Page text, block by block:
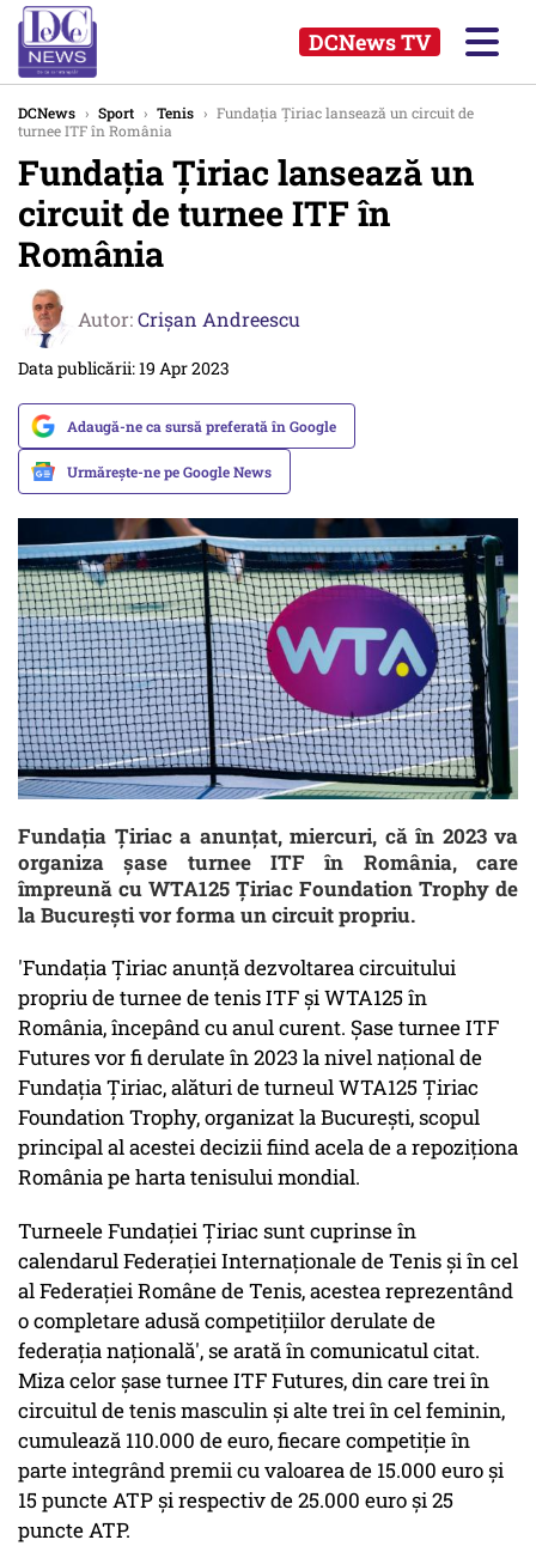
DCNews TV
DCNews › Sport › Tenis › Fundaţia Ţiriac lansează un circuit de
turnee ITF în România
Fundaţia Ţiriac lansează un
circuit de turnee ITF în
România
Autor:Crişan Andreescu
Data publicării: 19 Apr 2023
Adaugă-ne ca sursă preferată în Google
Urmărește-ne pe Google News
Fundaţia Ţiriac a anunţat, miercuri, că în 2023 va
organiza şase turnee ITF în România, care
împreună cu WTA125 Ţiriac Foundation Trophy de
la Bucureşti vor forma un circuit propriu.
'Fundaţia Ţiriac anunţă dezvoltarea circuitului
propriu de turnee de tenis ITF şi WTA125 în
România, începând cu anul curent. Şase turnee ITF
Futures vor fi derulate în 2023 la nivel naţional de
Fundaţia Ţiriac, alături de turneul WTA125 Ţiriac
Foundation Trophy, organizat la Bucureşti, scopul
principal al acestei decizii fiind acela de a repoziţiona
România pe harta tenisului mondial.
Turneele Fundaţiei Ţiriac sunt cuprinse în
calendarul Federaţiei Internaţionale de Tenis şi în cel
al Federaţiei Române de Tenis, acestea reprezentând
o completare adusă competiţiilor derulate de
federaţia naţională', se arată în comunicatul citat.
Miza celor şase turnee ITF Futures, din care trei în
circuitul de tenis masculin şi alte trei în cel feminin,
cumulează 110.000 de euro, fiecare competiţie în
parte integrând premii cu valoarea de 15.000 euro şi
15 puncte ATP şi respectiv de 25.000 euro şi 25
puncte ATP.